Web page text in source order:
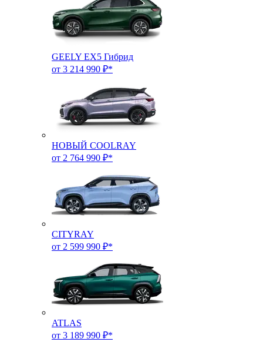
GEELY EX5 Гибрид
от 3 214 990 ₽*
НОВЫЙ COOLRAY
от 2 764 990 ₽*
CITYRAY
от 2 599 990 ₽*
ATLAS
от 3 189 990 ₽*